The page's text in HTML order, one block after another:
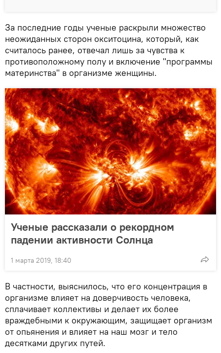
За последние годы ученые раскрыли множество
неожиданных сторон окситоцина, который, как
считалось ранее, отвечал лишь за чувства к
противоположному полу и включение "программы
материнства" в организме женщины.
Ученые рассказали о рекордном
падении активности Солнца
1 марта 2019, 18:40
В частности, выяснилось, что его концентрация в
организме влияет на доверчивость человека,
сплачивает коллективы и делает их более
враждебными к окружающим, защищает организм
от опьянения и влияет на наш мозг и тело
десятками других путей.